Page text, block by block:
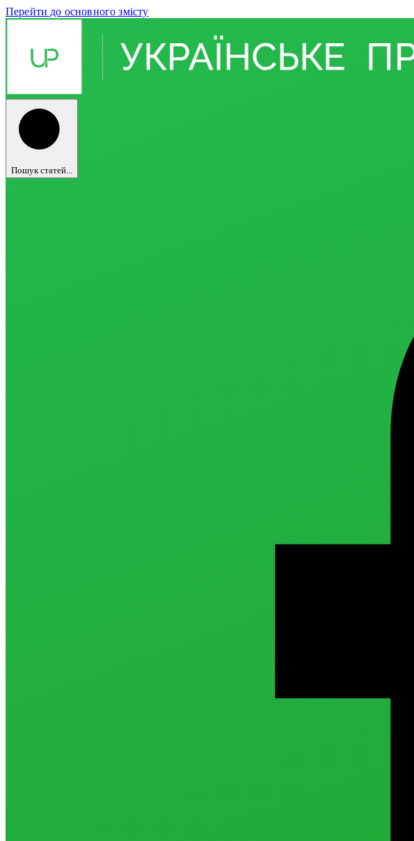
Перейти до основного змісту
Пошук статей...